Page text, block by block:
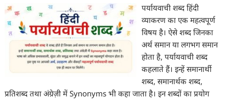
पर्यायवाची शब्द हिंदी
व्याकरण का एक महत्वपूर्ण
विषय है। ऐसे शब्द जिनका
अर्थ समान या लगभग समान
होता है, पर्यायवाची शब्द
कहलाते हैं। इन्हें समानार्थी
शब्द, समानार्थक शब्द,
प्रतिशब्द तथा अंग्रेज़ी में Synonyms भी कहा जाता है। इन शब्दों का प्रयोग